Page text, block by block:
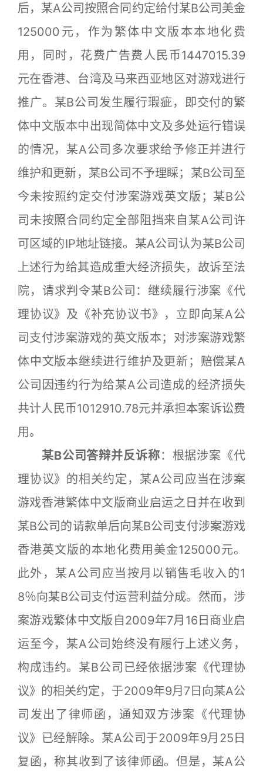
后，某A公司按照合同约定给付某B公司美金
125000元，作为繁体中文版本本地化费
用，同时，花费广告费人民币1447015.39
元在香港、台湾及马来西亚地区对游戏进行
推广。某B公司发生履行瑕疵，即交付的繁
体中文版本中出现简体中文及多处运行错误
的情况，某A公司多次要求给予修正并进行
维护和更新，某B公司不予理睬；某B公司至
今未按照约定交付涉案游戏英文版；某B公
司未按照合同约定全部阻挡来自某A公司许
可区域的IP地址链接。某A公司认为某B公司
上述行为给其造成重大经济损失，故诉至法
院，请求判令某B公司：继续履行涉案《代
理协议》及《补充协议书》，立即向某A公
司支付涉案游戏的英文版本；对涉案游戏繁
体中文版本继续进行维护及更新；赔偿某A
公司因违约行为给某A公司造成的经济损失
共计人民币1012910.78元并承担本案诉讼费
用。
某B公司答辩并反诉称：根据涉案《代
理协议》的相关约定，某A公司应当在涉案
游戏香港繁体中文版商业启运之日并在收到
某B公司的请款单后向某B公司支付涉案游戏
香港英文版的本地化费用美金125000元。
此外，某A公司应当按月以销售毛收入的1
8％向某B公司支付运营利益分成。然而，涉
案游戏繁体中文版自2009年7月16日商业启
运至今，某A公司始终没有履行上述义务，
构成违约。某B公司已经依据涉案《代理协
议》的相关约定，于2009年9月7日向某A公
司发出了律师函，通知双方涉案《代理协
议》已经解除。某A公司于2009年9月25日
复函，称其收到了该律师函。但是，某A公